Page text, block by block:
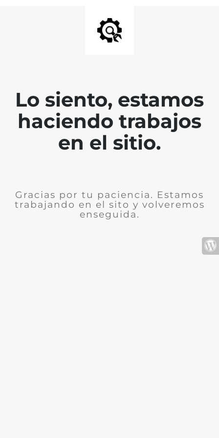
Lo siento, estamos
haciendo trabajos
en el sitio.
Gracias por tu paciencia. Estamos
trabajando en el sito y volveremos
enseguida.